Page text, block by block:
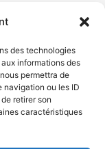
des technologies
informations des
permettra de
navigation ou les ID
retirer son
caractéristiques